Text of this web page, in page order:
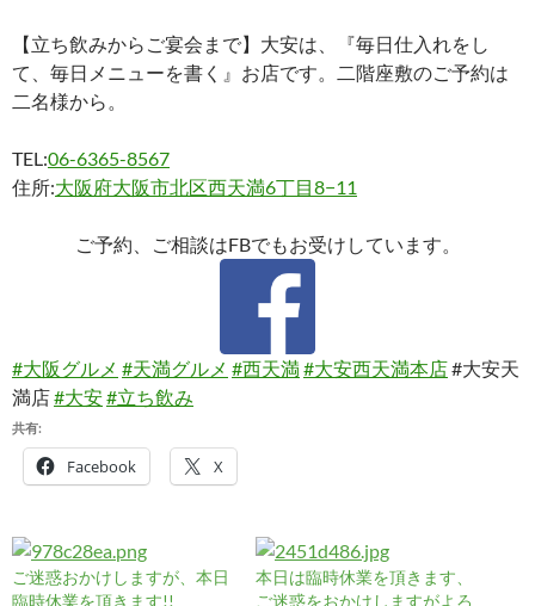
【立ち飲みからご宴会まで】大安は、『毎日仕入れをし
て、毎日メニューを書く』お店です。二階座敷のご予約は
二名様から。
TEL:06-6365-8567
住所:大阪府大阪市北区西天満6丁目8−11
ご予約、ご相談はFBでもお受けしています。
#大阪グルメ #天満グルメ #西天満#大安西天満本店#大安天
満店#大安#立ち飲み
共有:
Facebook X
ご迷惑おかけしますが、本日
臨時休業を頂きます!!
本日は臨時休業を頂きます、
ご迷惑をおかけしますがよろ